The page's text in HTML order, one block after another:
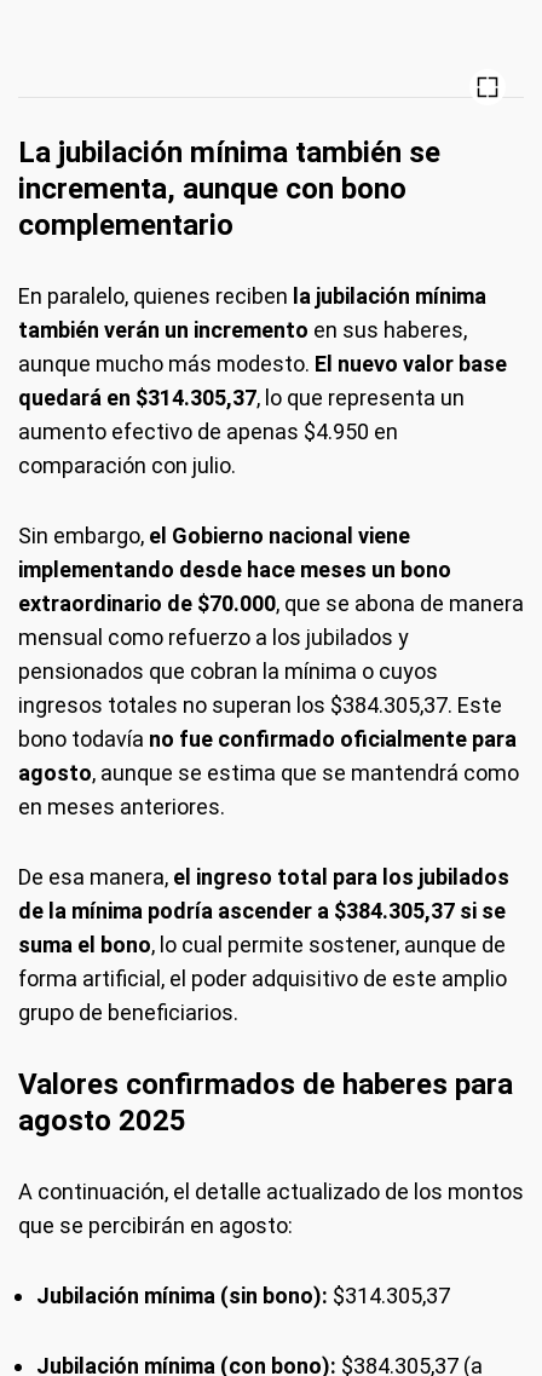
La jubilación mínima también se
incrementa, aunque con bono
complementario
En paralelo, quienes reciben la jubilación mínima
también verán un incremento en sus haberes,
aunque mucho más modesto. El nuevo valor base
quedará en $314.305,37, lo que representa un
aumento efectivo de apenas $4.950 en
comparación con julio.
Sin embargo, el Gobierno nacional viene
implementando desde hace meses un bono
extraordinario de $70.000, que se abona de manera
mensual como refuerzo a los jubilados y
pensionados que cobran la mínima o cuyos
ingresos totales no superan los $384.305,37. Este
bono todavía no fue confirmado oficialmente para
agosto, aunque se estima que se mantendrá como
en meses anteriores.
De esa manera, el ingreso total para los jubilados
de la mínima podría ascender a $384.305,37 si se
suma el bono, lo cual permite sostener, aunque de
forma artificial, el poder adquisitivo de este amplio
grupo de beneficiarios.
Valores confirmados de haberes para
agosto 2025
A continuación, el detalle actualizado de los montos
que se percibirán en agosto:
Jubilación mínima (sin bono): $314.305,37
Jubilación mínima (con bono): $384.305,37 (a